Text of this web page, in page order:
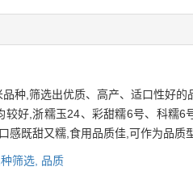
种,筛选出优质、高产、适口性好
较好,浙糯玉24、彩甜糯6号、科糯6
感既甜又糯,食用品质佳,可作为品
筛选, 品质